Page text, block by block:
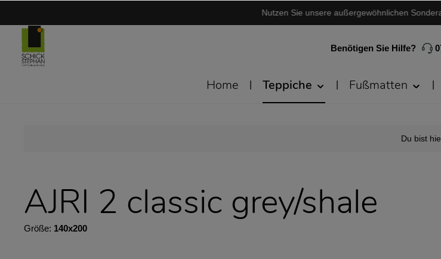
Nutzen Sie unsere außergewöhnlichen
Benötigen Sie Hilfe?
Home Teppiche Fußmatten
Du bist
AJRI 2 classic grey/shale
Größe: 140x200